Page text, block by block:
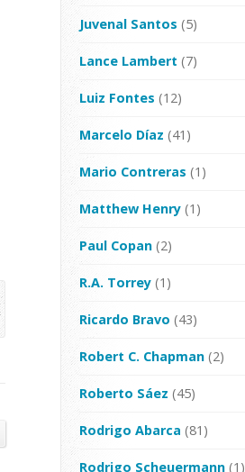
Juvenal Santos (5)
Lance Lambert (7)
Luiz Fontes (12)
Marcelo Díaz (41)
Mario Contreras (1)
Matthew Henry (1)
Paul Copan (2)
R.A. Torrey (1)
Ricardo Bravo (43)
Robert C. Chapman (2)
Roberto Sáez (45)
Rodrigo Abarca (81)
Rodrigo Scheuermann (1)